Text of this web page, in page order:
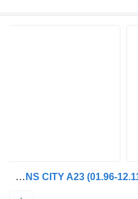
مصباح سقفي MAN LIONS CITY A23 (01.96-12.11) 88259256028 لـ الباصات MAN Lion's bus (1991-)